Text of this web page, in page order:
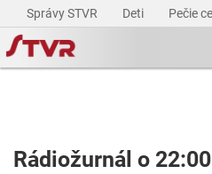
Správy STVR Deti Pečie
Rádiožurnál o 22:00